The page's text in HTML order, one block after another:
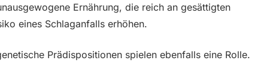
Ernährung, die reich an gesättigten
eines Schlaganfalls erhöhen.
Prädispositionen spielen ebenfalls eine Rolle.